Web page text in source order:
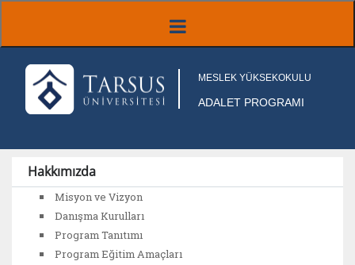
MESLEK YÜKSEKOKULU
ADALET PROGRAMI
Hakkımızda
Misyon ve Vizyon
Danışma Kurulları
Program Tanıtımı
Program Eğitim Amaçları